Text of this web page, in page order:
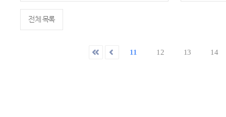
전체 목록
11 12 13 14